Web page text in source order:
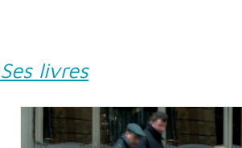
Ses livres